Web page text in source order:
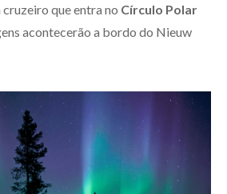
que entra no Círculo Polar
acontecerão a bordo do Nieuw